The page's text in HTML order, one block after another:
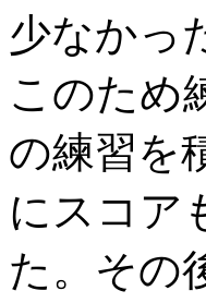
少なかっ
このため
の練習を
にスコア
た。その